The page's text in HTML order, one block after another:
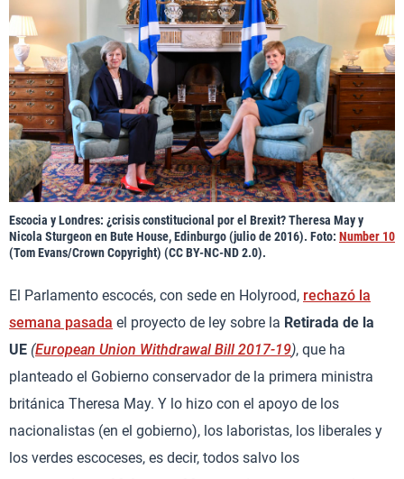
Escocia y Londres: ¿crisis constitucional por el Brexit? Theresa May y
Nicola Sturgeon en Bute House, Edinburgo (julio de 2016). Foto: Number 10
(Tom Evans/Crown Copyright) (CC BY-NC-ND 2.0).
El Parlamento escocés, con sede en Holyrood, rechazó la
semana pasada el proyecto de ley sobre la Retirada de la
UE (European Union Withdrawal Bill 2017-19), que ha
planteado el Gobierno conservador de la primera ministra
británica Theresa May. Y lo hizo con el apoyo de los
nacionalistas (en el gobierno), los laboristas, los liberales y
los verdes escoceses, es decir, todos salvo los